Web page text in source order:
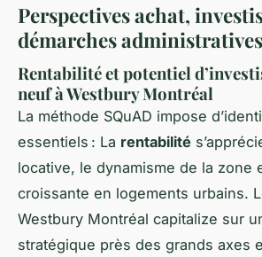
Perspectives achat,
démarches administratives
Rentabilité et potentiel
neuf à Westbury Montréal
La méthode SQuAD impose
essentiels : La rentabilité
locative, le dynamisme de la zone
croissante en logements urbains.
Westbury Montréal capitalize sur
stratégique près des grands axes